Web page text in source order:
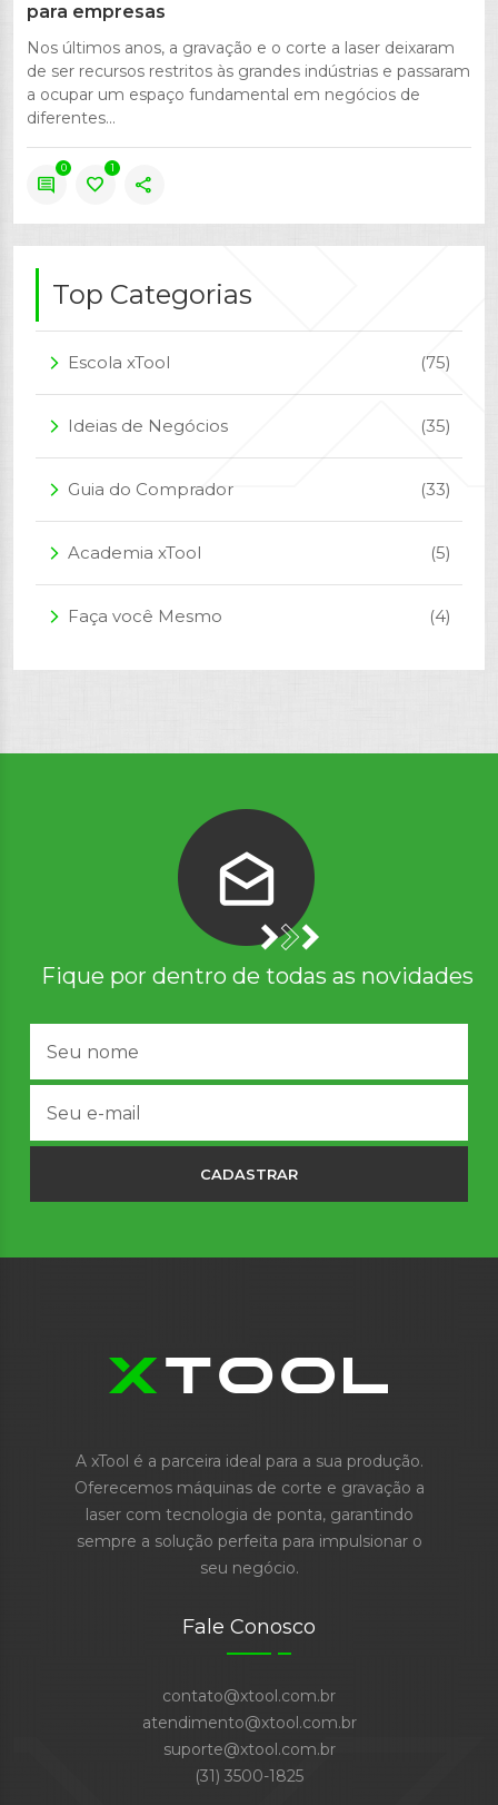
para empresas
Nos últimos anos, a gravação e o corte a laser deixaram
de ser recursos restritos às grandes indústrias e passaram
a ocupar um espaço fundamental em negócios de
diferentes...
comment
0
favorite
1
share
Top Categorias
arrow_forward_ios Escola xTool (75)
arrow_forward_ios Ideias de Negócios (35)
arrow_forward_ios Guia do Comprador (33)
arrow_forward_ios Academia xTool (5)
arrow_forward_ios Faça você Mesmo (4)
Fique por dentro de todas as novidades
CADASTRAR
A xTool é a parceira ideal para a sua produção.
Oferecemos máquinas de corte e gravação a
laser com tecnologia de ponta, garantindo
sempre a solução perfeita para impulsionar o
seu negócio.
Fale Conosco
contato@xtool.com.br
atendimento@xtool.com.br
suporte@xtool.com.br
(31) 3500-1825